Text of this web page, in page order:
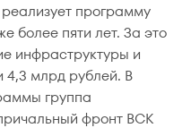
программу
более пяти лет. За это
инфраструктуры и
4,3 млрд рублей. В
группа
фронт ВСК